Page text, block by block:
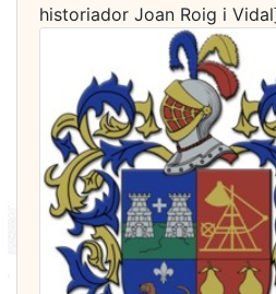
historiador Joan Roig i